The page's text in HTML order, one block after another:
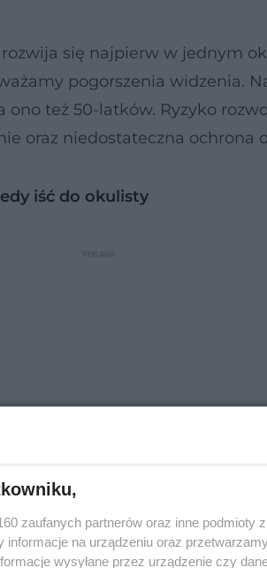
rozwija się najpierw w jednym
pogorszenia widzenia.
ono też 50-latków. Ryzyko
oraz niedostateczna ochrona
iść do okulisty
zaufanych partnerów oraz inne podmioty
informacje na urządzeniu oraz
wysyłane przez urządzenie czy